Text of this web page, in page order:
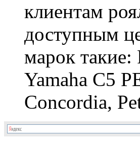
клиентам
доступным
марок
Yamaha C5
Concordia,